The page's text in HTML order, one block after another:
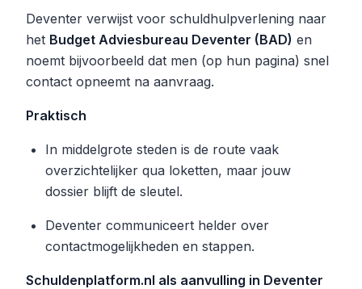
Deventer verwijst voor schuldhulpverlening naar
het Budget Adviesbureau Deventer (BAD) en
noemt bijvoorbeeld dat men (op hun pagina) snel
contact opneemt na aanvraag.
Praktisch
In middelgrote steden is de route vaak
overzichtelijker qua loketten, maar jouw
dossier blijft de sleutel.
Deventer communiceert helder over
contactmogelijkheden en stappen.
Schuldenplatform.nl als aanvulling in Deventer